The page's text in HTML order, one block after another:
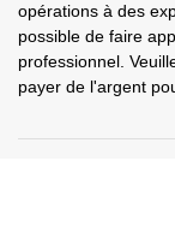
opérations à des
possible de faire
professionnel.
payer de l'argent